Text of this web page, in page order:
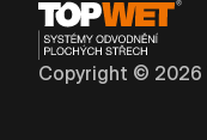
Copyright © 2026